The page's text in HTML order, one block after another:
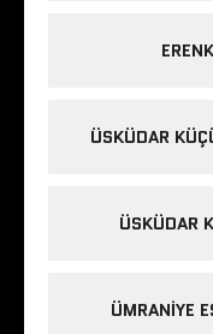
ÜSKÜDAR
ÜSKÜDAR
ÜMRANIYE